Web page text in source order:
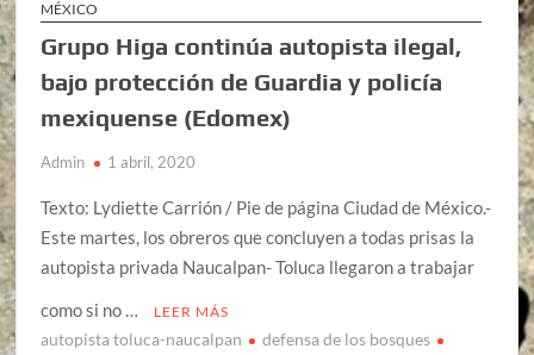
MÉXICO
Grupo Higa continúa autopista ilegal,
bajo protección de Guardia y policía
mexiquense (Edomex)
Admin 1 abril, 2020
Texto: Lydiette Carrión / Pie de página Ciudad de México.-
Este martes, los obreros que concluyen a todas prisas la
autopista privada Naucalpan- Toluca llegaron a trabajar
como si no …
LEER MÁS
autopista toluca-naucalpan
defensa de los bosques